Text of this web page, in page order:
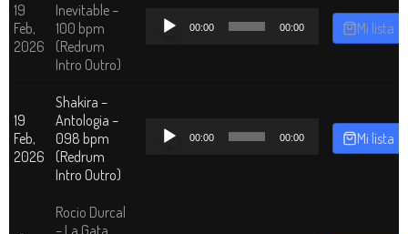
19
Feb,
2026
Inevitable –
100 bpm
(Redrum
Intro Outro)
Reproductor
00:00 00:00 Mi lista
19
Feb,
2026
Shakira –
Antologia –
098 bpm
(Redrum
Intro Outro)
Reproductor
00:00 00:00 Mi lista
Rocio Durcal
– La Gata